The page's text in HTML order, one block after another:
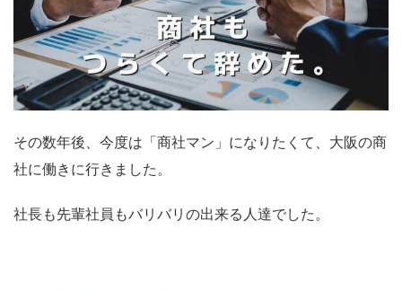
その数年後、今度は「商社マン」になりたくて、大阪の商
社に働きに行きました。
社長も先輩社員もバリバリの出来る人達でした。